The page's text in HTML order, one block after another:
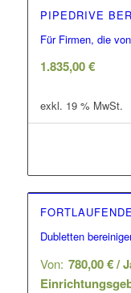
PIPEDRIVE
Für Firmen, die
1.835,00€
exkl. 19 % MwSt.
Dubletten
Von: 780,00€ /